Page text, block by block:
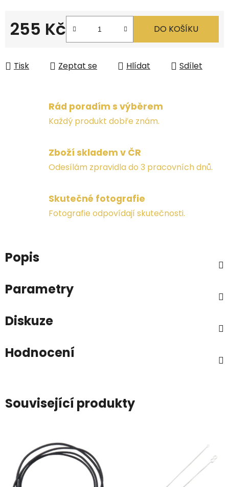
255 Kč DO KOŠÍKU
Tisk Zeptat se Hlídat Sdílet
Rád poradím s výběrem
Každý produkt dobře znám.
Zboží skladem v ČR
Odesílám zpravidla do 3 pracovních dnů.
Skutečné fotografie
Fotografie odpovídají skutečnosti.
Popis
Parametry
Diskuze
Hodnocení
Související produkty